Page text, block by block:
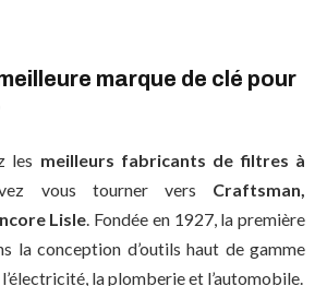
marque de clé pour
les meilleurs fabricants de filtres à
vous tourner vers Craftsman,
Lisle . Fondée en 1927, la première
la conception d’outils haut de gamme
la plomberie et l’automobile.